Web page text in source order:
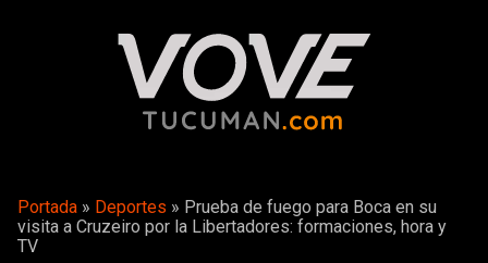
Portada » Deportes » Prueba de fuego para Boca en su
visita a Cruzeiro por la Libertadores: formaciones, hora y
TV